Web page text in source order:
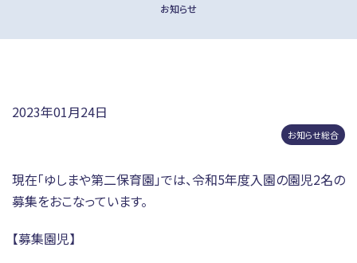
放射線被ばくに対する取り組
透析医療に関する取り組み 子育て支援に関する取り組み
お知らせ
2023年01月24日
お知らせ総合
現在「ゆしまや第二保育園」では、令和5年度入園の園児2名の
募集をおこなっています。
【募集園児】